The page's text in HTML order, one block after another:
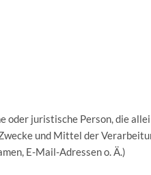
oder juristische Person, die
und Mittel der
E-Mail-Adressen o. Ä.)